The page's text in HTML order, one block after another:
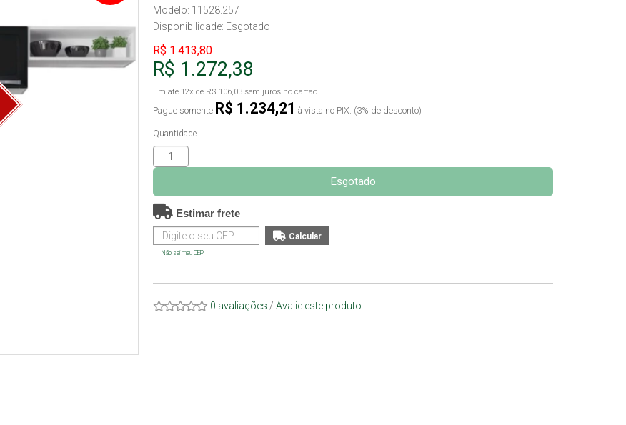
Modelo: 11528.257
Disponibilidade: Esgotado
R$ 1.413,80
R$ 1.272,38
Em até 12x de R$ 106,03 sem juros no cartão
Pague somente R$ 1.234,21 à vista no PIX. (3% de desconto)
Quantidade
Esgotado
Estimar frete
Não sei meu CEP
0 avaliações / Avalie este produto